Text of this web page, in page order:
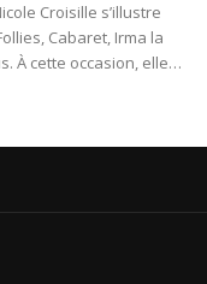
Croisille s’illustre
Cabaret, Irma la
À cette occasion, elle